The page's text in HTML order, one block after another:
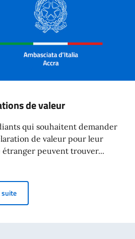
de valeur
qui souhaitent demander
de valeur pour leur
peuvent trouver...
suiteDéclarations de valeur